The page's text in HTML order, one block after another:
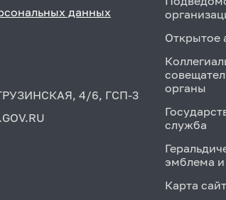
данных
4/6, ГСП-3
Открытое
органы
служба
эмблема
Карта